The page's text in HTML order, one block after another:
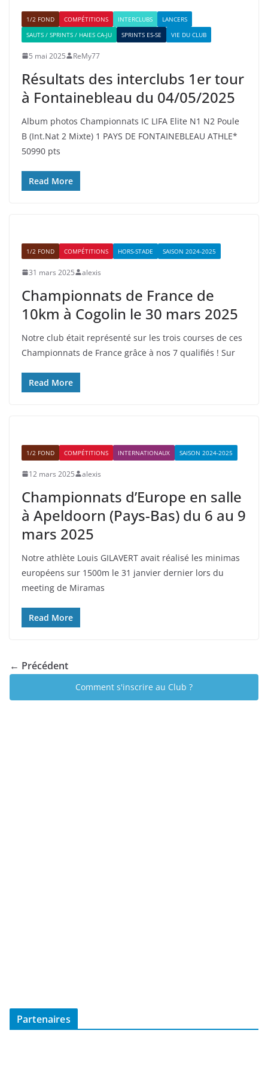
1/2 FOND COMPÉTITIONS INTERCLUBS
LANCERS
SAUTS / SPRINTS / HAIES CA-JU
SPRINTS ES-SE VIE DU CLUB
5 mai 2025 ReMy77
Résultats des interclubs 1er tour
à Fontainebleau du 04/05/2025
Album photos Championnats IC LIFA Elite N1 N2 Poule
B (Int.Nat 2 Mixte) 1 PAYS DE FONTAINEBLEAU ATHLE*
50990 pts
Read More
1/2 FOND COMPÉTITIONS HORS-STADE SAISON 2024-2025
31 mars 2025 alexis
Championnats de France de
10km à Cogolin le 30 mars 2025
Notre club était représenté sur les trois courses de ces
Championnats de France grâce à nos 7 qualifiés ! Sur
Read More
1/2 FOND COMPÉTITIONS INTERNATIONAUX SAISON 2024-2025
12 mars 2025 alexis
Championnats d’Europe en salle
à Apeldoorn (Pays-Bas) du 6 au 9
mars 2025
Notre athlète Louis GILAVERT avait réalisé les minimas
européens sur 1500m le 31 janvier dernier lors du
meeting de Miramas
Read More
← Précédent
Comment s'inscrire au Club ?
Partenaires